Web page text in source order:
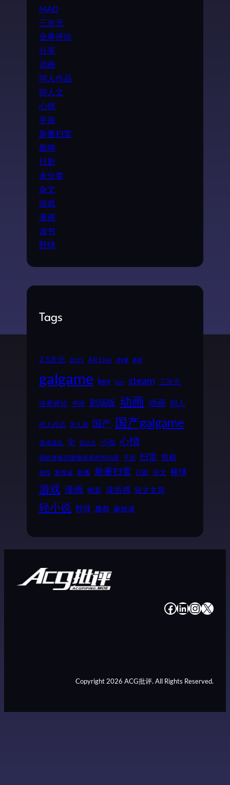
MAD
三次元
业界评论
分享
动画
同人作品
同人文
心情
手游
新番扫雷
新闻
日影
未分类
杂文
游戏
漫画
读书
野球
Tags
2.5次元 2011 AR Live avg gal
galgame key live steam 三次元
业界评论 书评 剧场版 动画 动画 同人
同人作品 同人展 国产 国产galgame
圣地巡礼 宅 安达充 小说 心情
我的青春恋爱物语果然有问题 手游 扫雷 投稿
推理 新海诚 新番 新番扫雷 日剧 杂文 棒球
游戏 漫画 电影 读后感 轻之文库
轻小说 野球 魔都 麻枝准
# # # #
Copyright 2026 ACG批评. All Rights Reserved.